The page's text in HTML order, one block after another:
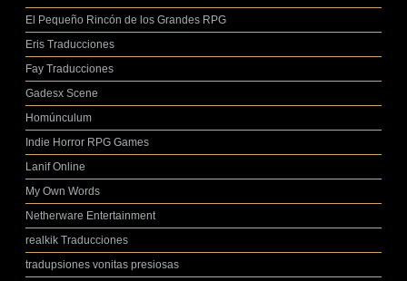
El Pequeño Rincón de los Grandes RPG
Eris Traducciones
Fay Traducciones
Gadesx Scene
Homúnculum
Indie Horror RPG Games
Lanif Online
My Own Words
Netherware Entertainment
realkik Traducciones
tradupsiones vonitas presiosas